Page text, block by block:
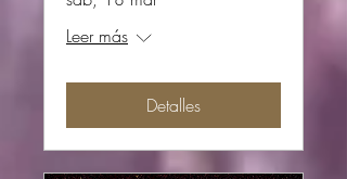
Leer más
Detalles